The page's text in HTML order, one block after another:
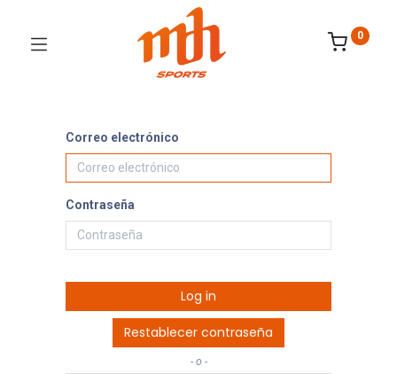
0
Correo electrónico
Contraseña
Log in
Restablecer contraseña
- o -